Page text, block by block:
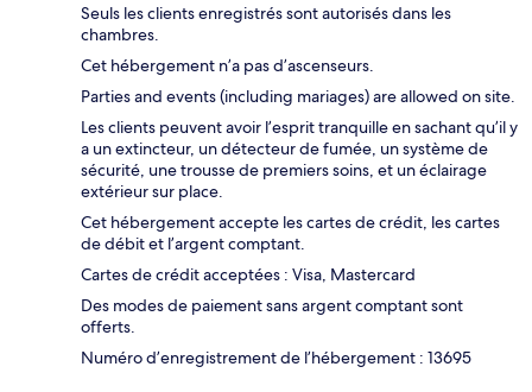
Seuls les clients enregistrés sont autorisés dans les
chambres.
Cet hébergement n’a pas d’ascenseurs.
Parties and events (including mariages) are allowed on site.
Les clients peuvent avoir l’esprit tranquille en sachant qu’il y
a un extincteur, un détecteur de fumée, un système de
sécurité, une trousse de premiers soins, et un éclairage
extérieur sur place.
Cet hébergement accepte les cartes de crédit, les cartes
de débit et l’argent comptant.
Cartes de crédit acceptées : Visa, Mastercard
Des modes de paiement sans argent comptant sont
offerts.
Numéro d’enregistrement de l’hébergement : 13695